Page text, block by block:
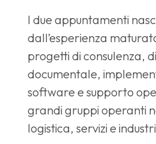
I due appuntamenti
dall’esperienza
progetti di consulenza,
documentale,
software e supporto
grandi gruppi operanti
logistica, servizi e